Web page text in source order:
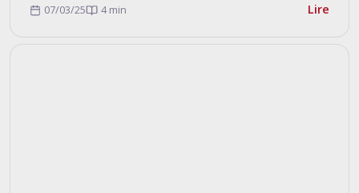
07/03/25 4 min Lire